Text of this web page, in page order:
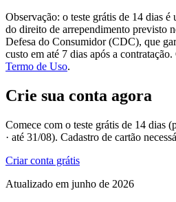
Observação: o teste grátis de 14 dias
do direito de arrependimento previsto
Defesa do Consumidor (CDC), que
custo em até 7 dias após a
Termo de Uso.
Crie sua conta agora
Comece com o teste grátis de 14 dias
· até 31/08). Cadastro de cartão
Criar conta grátis
Atualizado em junho de 2026